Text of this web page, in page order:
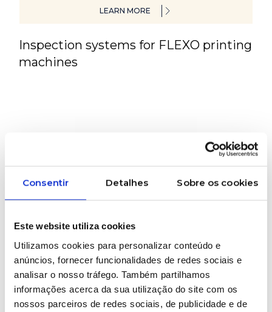
Consentir Detalhes Sobre os cookies
Este website utiliza cookies
Utilizamos cookies para personalizar conteúdo e
anúncios, fornecer funcionalidades de redes sociais e
analisar o nosso tráfego. Também partilhamos
informações acerca da sua utilização do site com os
nossos parceiros de redes sociais, de publicidade e de
LEARN MORE
Inspection systems for FLEXO printing
machines
LEARN MORE
Inspection systems for label printing
machines